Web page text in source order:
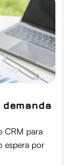
demanda
CRM para
espera por